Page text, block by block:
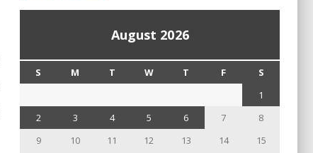
August 2026
S M T W T F
S
1
2
3 4 5 6 7
8
9
10 11 12 13 14
15